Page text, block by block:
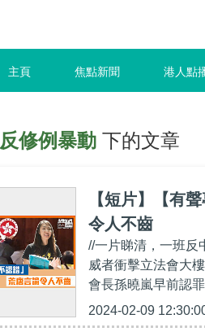
主頁 焦點新聞 港人點
反修例暴動 下的文章
【短片】【有
令人不齒
//一片睇清，一班反
威者衝擊立法會大
會長孫曉嵐早前認
2024-02-09